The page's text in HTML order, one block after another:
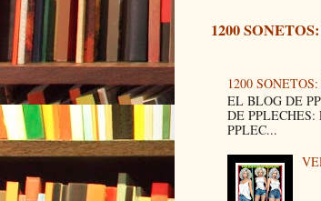
1200
1200
EL BLOG DE
DE
PPLEC...